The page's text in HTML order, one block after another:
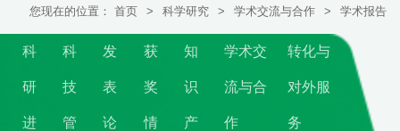
您现在的位置： 首页 > 科学研究 > 学术交流与合作 > 学术报告
科
研
进
科
技
管
发
表
论
获
奖
情
知
识
产
学术交
流与合
作
转化与
对外服
务